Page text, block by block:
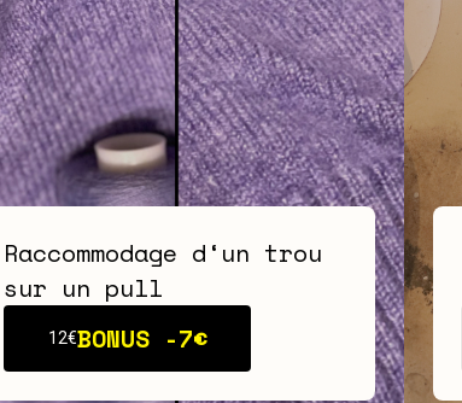
Raccommodage d‘un trou
sur un pull
12€BONUS -7€